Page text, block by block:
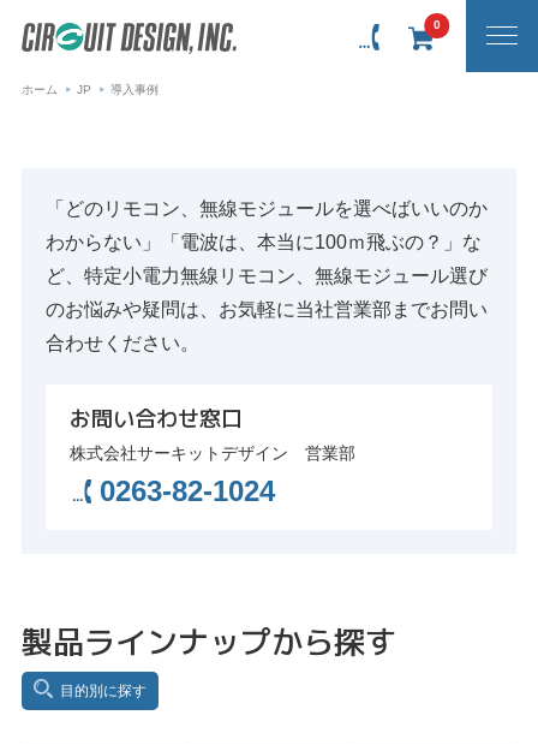
0
ホーム JP 導入事例
「どのリモコン、無線モジュールを選べばいいのか
わからない」「電波は、本当に100ｍ飛ぶの？」な
ど、特定小電力無線リモコン、無線モジュール選び
のお悩みや疑問は、お気軽に当社営業部までお問い
合わせください。
お問い合わせ窓口
株式会社サーキットデザイン 営業部
0263-82-1024
製品ラインナップから探す
目的別に探す